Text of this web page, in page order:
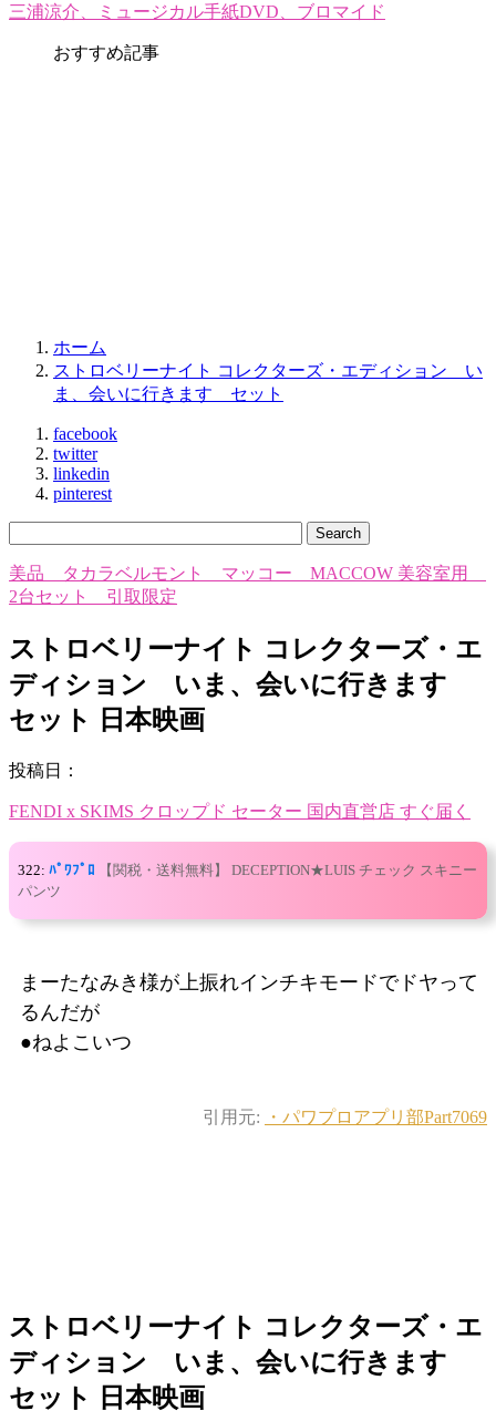
三浦涼介、ミュージカル手紙DVD、ブロマイド
おすすめ記事
ホーム
ストロベリーナイト コレクターズ・エディション い
ま、会いに行きます セット
facebook
twitter
linkedin
pinterest
美品 タカラベルモント マッコー MACCOW 美容室用
2台セット 引取限定
ストロベリーナイト コレクターズ・エ
ディション いま、会いに行きます
セット 日本映画
投稿日：
FENDI x SKIMS クロップド セーター 国内直営店 すぐ届く
322: ﾊﾟﾜﾌﾟﾛ
【関税・送料無料】 DECEPTION★LUIS チェック スキニー
パンツ
まーたなみき様が上振れインチキモードでドヤって
るんだが
●ねよこいつ
引用元: ・パワプロアプリ部Part7069
ストロベリーナイト コレクターズ・エ
ディション いま、会いに行きます
セット 日本映画